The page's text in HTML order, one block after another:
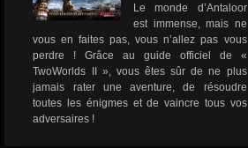
Le monde d’Antaloor
est immense, mais ne
vous en faites pas, vous n’allez pas vous
perdre ! Grâce au guide officiel de «
TwoWorlds II », vous êtes sûr de ne plus
jamais rater une aventure, de résoudre
toutes les énigmes et de vaincre tous vos
adversaires !